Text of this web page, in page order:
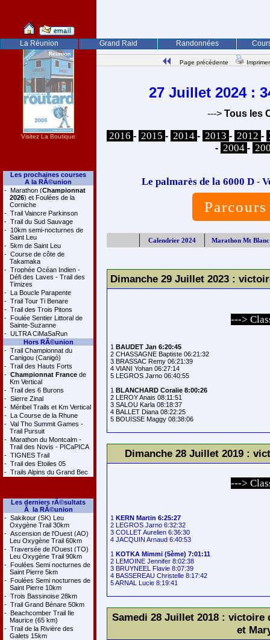
La Réunion Grand Raid Randonnées
Visitez La Boutique
Les prochaines courses
A la RÃ©union
- Marathon (Championnat
2026) et Foulées de la
Corniche
- Trail Vaincre Parkinson
- Trail du Sud Sauvage
- 10km semi-nocturnes de
Saint Leu
- 5km de Saint Leu
- Course de côte de
Takamaka
- Trophée Océan Indien -
Défi des Laves - Trail des
Timizes
- La Boucle Parapente
- Trail Tour Ti Benare
- Trail des Trois Pitons
- Foulée Sentier Littoral de
Sainte-Suzanne
- ULTRA CiMaSaRun
Hors RÃ©union
- Trail Championnat du
Canigou (Canigó)
- Trail des Hauts Forts
- Championnat France de
Km Vertical
- Trail des 6 Burons
- Sierre Zinal
- Méribel Trails et Km Vertical
- La Course de la Rhune
- Val Tho Summit Games -
Trail Pursuit
- Marathon du Montcalm -
Trail des Novis - PICaPICA
- TIGNES Trail
- Trail des Etoiles 05
- Trails Alpins du Grand Bec
Les derniers rÃ©sultats
Ã la RÃ©union
- Sakikour (SK) Leu
Oxygène Trail 30km
- Ascension de l'Ouest (AO)
Leu Oxygène Trail 60km
- Traversée de l'Ouest (TO)
Leu Oxygène Trail 90km
- Foulées Semi nocturnes de
Saint Pierre 5km
- Foulées Semi nocturnes de
Saint Pierre 10km
- Trois Bassinoise 28km
- Trail Grand Bénare 50km
- Beachcomber Trail Ile
Maurice (65 km)
- Trail de la Rivière des
Galets 15km
Page précédente
27 Juillet 2024 :
---> Tous les
2016 - 2015 - 2014 - 2013 - 2012 -
- 2004 -
Le palmarès de la 6000 D -
Calendrier 2024 Marathon Mt Blanc
Dimanche 29 Juillet 2023 :
--->
1 BAUDET Jan 6:20:45
2 CHASSAGNE Baptiste 06:21:32
3 BRASSAC Remy 06:21:39
4 VIANI Yohan 06:27:14
5 LEGROS Jarno 06:40:55
1 BLANCHARD Coralie 8:00:26
2 LEROY Anais 08:11:51
3 SALOU Karla 08:18:37
4 BALLET Diana 08:22:25
5 BOUISSE Maggy 08:38:06
Dimanche 28 Juillet 2019 :
--->
1 KERN Martin 6:25:27
2 LEGROS Jarno 6:32:32
3 COLLET Aurelien 6:36:30
4 JACQUIN Arnaud 6:40:53
1 KOTKA Mimmi (5ème) 7:01:11
2 LEMOINE Jennifer 8:02:38
3 BRUYNEEL Flavie 8:07:39
4 BASSEREAU Christelle 8:17:42
Samedi 28 Juillet 2018 : victoire
et